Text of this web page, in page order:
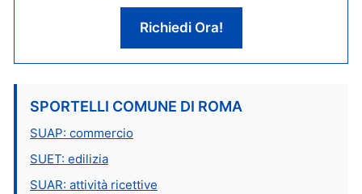
Richiedi Ora!
SPORTELLI COMUNE DI ROMA
SUAP: commercio
SUET: edilizia
SUAR: attività ricettive